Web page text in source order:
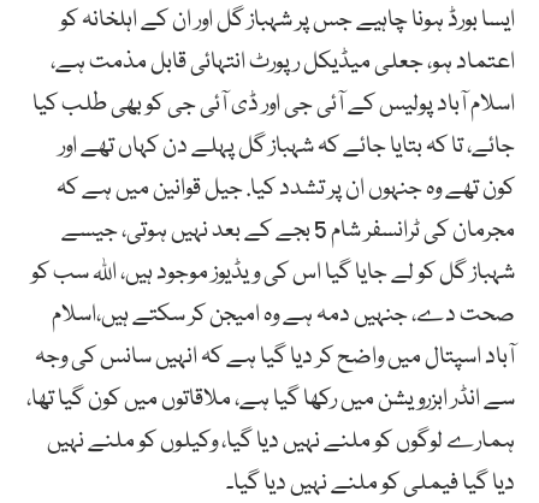
ایسا بورڈ ہونا چاہیے جس پر شہباز گل اور ان کے اہلخانہ کو
اعتماد ہو، جعلی میڈیکل رپورٹ انتہائی قابل مذمت ہے،
اسلام آباد پولیس کے آئی جی اور ڈی آئی جی کو بھی طلب کیا
جائے، تا کہ بتایا جائے کہ شہباز گل پہلے دن کہاں تھے اور
کون تھے وہ جنہوں ان پر تشدد کیا. جیل قوانین میں ہے کہ
مجرمان کی ٹرانسفر شام 5 بجے کے بعد نہیں ہوتی، جیسے
شہباز گل کو لے جایا گیا اس کی ویڈیوز موجود ہیں، اللہ سب کو
صحت دے، جنہیں دمہ ہے وہ امیجن کر سکتے ہیں،اسلام
آباد اسپتال میں واضح کر دیا گیا ہے کہ انہیں سانس کی وجہ
سے انڈر ابزرویشن میں رکھا گیا ہے، ملاقاتوں میں کون گیا تھا،
ہمارے لوگوں کو ملنے نہیں دیا گیا، وکیلوں کو ملنے نہیں
دیا گیا فیملی کو ملنے نہیں دیا گیا۔